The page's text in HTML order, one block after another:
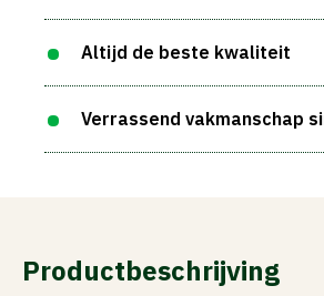
Altijd de beste kwaliteit
Verrassend vakmanschap
Productbeschrijving